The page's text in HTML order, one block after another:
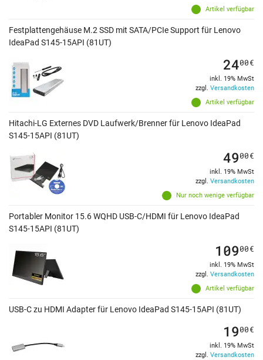
Artikel verfügbar
Festplattengehäuse M.2 SSD mit SATA/PCIe Support für Lenovo
IdeaPad S145-15API (81UT)
Artikel verfügbar
2400€
inkl. 19% MwSt
zzgl. Versandkosten
Hitachi-LG Externes DVD Laufwerk/Brenner für Lenovo IdeaPad
S145-15API (81UT)
Nur noch wenige verfügbar
4900€
inkl. 19% MwSt
zzgl. Versandkosten
Portabler Monitor 15.6 WQHD USB-C/HDMI für Lenovo IdeaPad
S145-15API (81UT)
Artikel verfügbar
10900€
inkl. 19% MwSt
zzgl. Versandkosten
USB-C zu HDMI Adapter für Lenovo IdeaPad S145-15API (81UT)
1900€
inkl. 19% MwSt
zzgl. Versandkosten